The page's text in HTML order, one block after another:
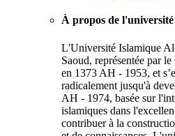
À propos de l'université
L'Université Islamique
Saoud, représentée par
en 1373 AH - 1953, et
radicalement jusqu'à
AH - 1974, basée sur
islamiques dans
contribuer à la